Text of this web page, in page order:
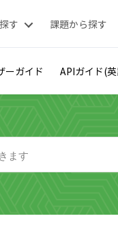
す 課題から探す
ーガイド APIガイド(